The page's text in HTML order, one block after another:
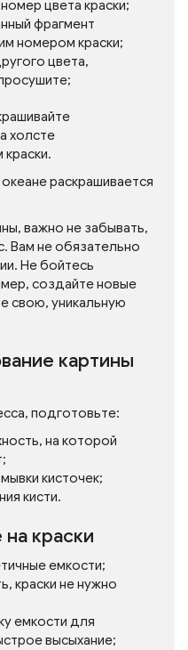
цвета краски;
фрагмент
номером краски;
цвета,
холсте
раскрашивается
важно не забывать,
Вам не обязательно
Не бойтесь
создайте новые
свою, уникальную
картины
подготовьте:
на которой
кисточек;
кисти.
краски
емкости;
краски не нужно
емкости для
высыхание;